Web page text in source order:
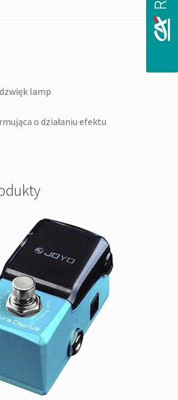
lamp
o działaniu efektu